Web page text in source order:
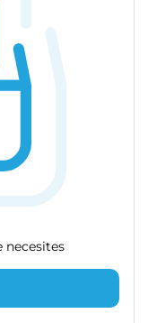
necesites